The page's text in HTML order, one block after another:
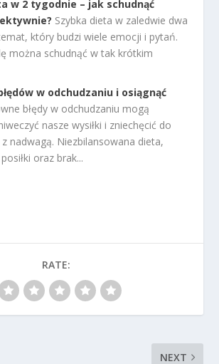
w 2 tygodnie – jak schudnąć
Szybka dieta w zaledwie dwa
który budzi wiele emocji i pytań.
można schudnąć w tak krótkim
w odchudzaniu i osiągnąć
błędy w odchudzaniu mogą
nasze wysiłki i zniechęcić do
nadwagą. Niezbilansowana dieta,
oraz brak...
RATE:
NEXT